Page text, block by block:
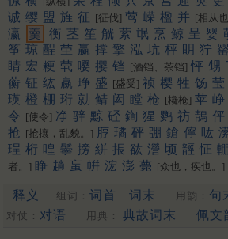
诚 缨 盟 旌 征 [征伐] 莺 嵘 楹 并 [相从
瀛
羹 衡 茎 笙 觥 萦 氓 烹 鲸 呈 婴
筝 琼 酲 茔 赢 撑 擎 泓 坑 枰 眀 狞 罂
睛 宏 粳 茕 嘤 撄 铛 [酒铛、茶铛] 怦 甥
蘅 钲 纮 嬴 琤 盛 [盛受] 祯 樱 牲 饧 莹
瑛 橙 棚 珩 勍 鲭 闳 瞠 枪 [欃枪] 苹 峥
令 [使令] 净 骍 黥 硁 鍧 猩 鹦 祊 鶄 伻
抢 [抢攘，乱貌。] 脝 璚 砰 弸 鎗 儜 吰
珵 桁 喤 鬡 搒 絣 掁 谹 瀯 顷 䪫 怔 輣
者。] 睁 趟 䖟 帲 浤 澎 薨 [众也，疾也。]
巆 䲔 䃘 膨 洴 狰 媖 夐 筬 䄇 䦕
浈
䋫 擏 霐 䟫 鴊 撜 拼 圊 盯 咣
释义 组词： 词首 词末 用韵： 句
对仗： 对语 用典： 典故词末 佩文